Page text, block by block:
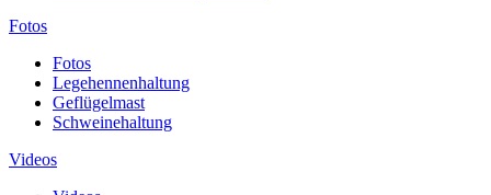
Fotos
Fotos
Legehennenhaltung
Geflügelmast
Schweinehaltung
Videos